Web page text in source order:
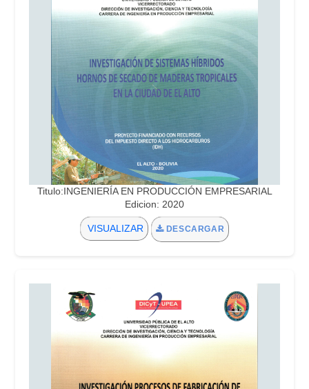
Titulo:INGENIERÍA EN PRODUCCIÓN EMPRESARIAL
Edicion: 2020
VISUALIZAR DESCARGAR